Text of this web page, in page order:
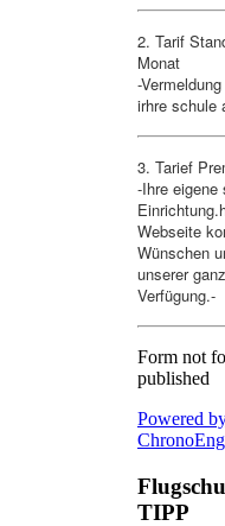
2. Tarif
Monat
-
irhre schule
3. Tarief
-Ihre
Webseite
Wünschen
unserer
Verfügung.-
Form not
published
Powered
TIPP